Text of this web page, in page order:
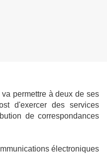
permettre à deux de ses
d'exercer des services
de correspondances
électroniques